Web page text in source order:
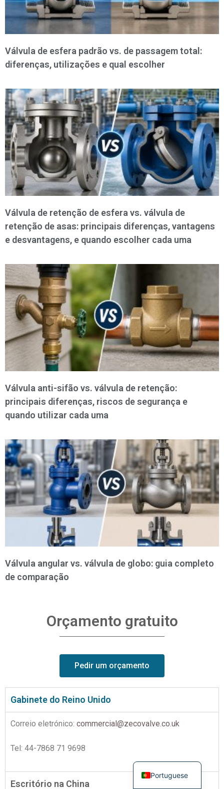
Válvula de esfera padrão vs. de passagem total:
diferenças, utilizações e qual escolher
Válvula de retenção de esfera vs. válvula de
retenção de asas: principais diferenças, vantagens
e desvantagens, e quando escolher cada uma
Válvula anti-sifão vs. válvula de retenção:
principais diferenças, riscos de segurança e
quando utilizar cada uma
Válvula angular vs. válvula de globo: guia completo
de comparação
Orçamento gratuito
Pedir um orçamento
Gabinete do Reino Unido
Correio eletrónico: commercial@zecovalve.co.uk
Tel: 44-7868 71 9698
Escritório na China
Portuguese
Spanish
Turkish